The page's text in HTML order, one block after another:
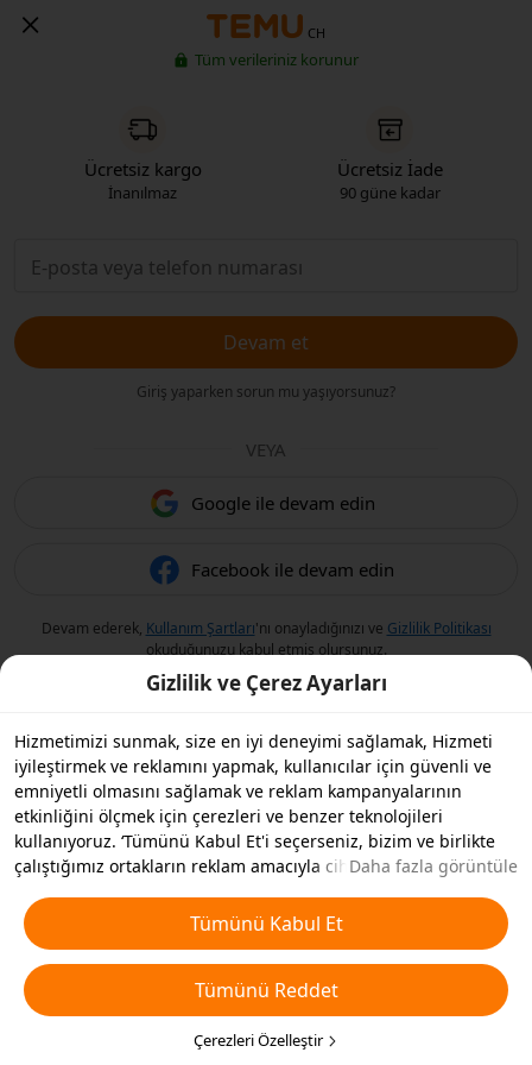
CH
Tüm verileriniz korunur
Ücretsiz kargo
İnanılmaz
Ücretsiz İade
90 güne kadar
Devam et
Giriş yaparken sorun mu yaşıyorsunuz?
VEYA
Google ile devam edin
Facebook ile devam edin
Devam ederek, Kullanım Şartları'nı onayladığınızı ve Gizlilik Politikası
okuduğunuzu kabul etmiş olursunuz.
Gizlilik ve Çerez Ayarları
Hizmetimizi sunmak, size en iyi deneyimi sağlamak, Hizmeti
iyileştirmek ve reklamını yapmak, kullanıcılar için güvenli ve
emniyetli olmasını sağlamak ve reklam kampanyalarının
etkinliğini ölçmek için çerezleri ve benzer teknolojileri
kullanıyoruz. ‘Tümünü Kabul Et'i seçerseniz, bizim ve birlikte
çalıştığımız ortakların reklam amacıyla cihazınızda çerezleri ve
Ayrıca, temel olmayan çerezlerin ’Tümünü Reddedebilir' veya
aşağıdaki ’Çerezleri Özelleştir'i tıklayarak veya gizlilik
ayarlarınızda istediğiniz zaman hangi çerez türlerini kabul
etmek veya devre dışı bırakmak istediğinizi seçebilirsiniz. Daha
fazla detay içinÇerezler ve Benzer Teknolojiler Politikamıza
Daha fazla görüntüle
Tümünü Kabul Et
Tümünü Reddet
Çerezleri Özelleştir